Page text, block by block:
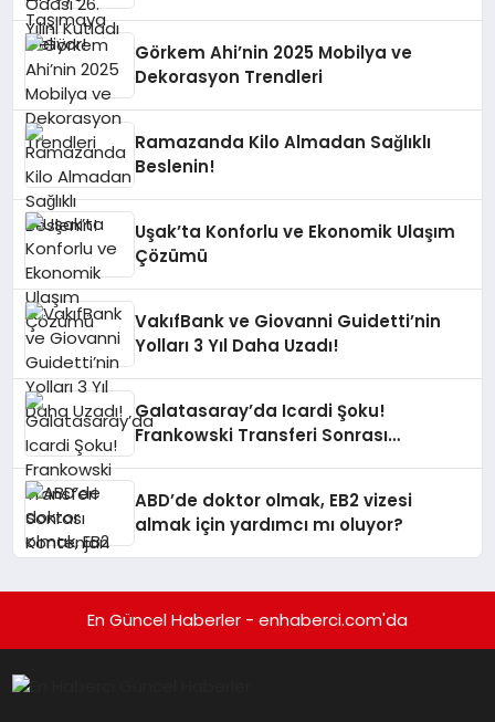
Görkem Ahi’nin 2025 Mobilya ve
Dekorasyon Trendleri
Ramazanda Kilo Almadan Sağlıklı
Beslenin!
Uşak’ta Konforlu ve Ekonomik Ulaşım
Çözümü
VakıfBank ve Giovanni Guidetti’nin
Yolları 3 Yıl Daha Uzadı!
Galatasaray’da Icardi Şoku!
Frankowski Transferi Sonrası
ABD’de doktor olmak, EB2 vizesi
almak için yardımcı mı oluyor?
En Güncel Haberler - enhaberci.com'da